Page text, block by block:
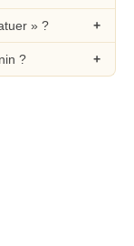
» ?
?